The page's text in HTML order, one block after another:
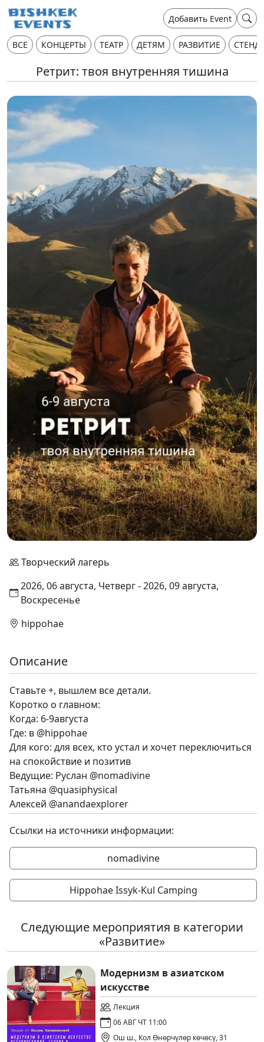
Добавить Event
ВСЕ КОНЦЕРТЫ ТЕАТР ДЕТЯМ РАЗВИТИЕ
Ретрит: твоя внутренняя тишина
Творческий лагерь
2026, 06 августа, Четверг - 2026, 09 августа,
Воскресенье
hippohae
Описание
Ставьте +, вышлем все детали.
Коротко о главном:
Когда: 6-9августа
Где: в @hippohae
Для кого: для всех, кто устал и хочет переключиться
на спокойствие и позитив
Ведущие: Руслан @nomadivine
Татьяна @quasiphysical
Алексей @anandaexplorer
Ссылки на источники информации:
nomadivine
Hippohae Issyk-Kul Camping
Следующие мероприятия в категории
«Развитие»
Модернизм в азиатском
искусстве
Лекция
06 АВГ ЧТ 11:00
Ош ш., Кол Өнөрчүлөр көчөсү, 31